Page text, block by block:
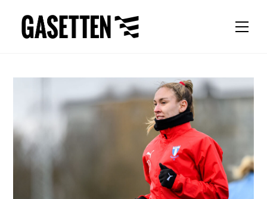
content